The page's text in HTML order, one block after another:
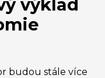
výklad
budou stále více